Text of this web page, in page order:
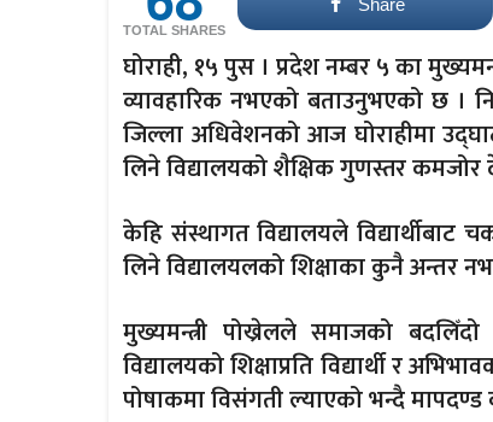
TOTAL SHARES
घोराही, १५ पुस । प्रदेश नम्बर ५ का
व्यावहारिक नभएको बताउनुभएको छ ।
जिल्ला अधिवेशनको आज घोराहीमा
लिने विद्यालयको शैक्षिक गुणस्तर कमजोर
केहि संस्थागत विद्यालयले
लिने विद्यालयलको शिक्षाका कुनै अन्तर
मुख्यमन्त्री पोख्रेलले समाजको
विद्यालयको शिक्षाप्रति विद्यार्थी र
पोषाकमा विसंगती ल्याएको भन्दै